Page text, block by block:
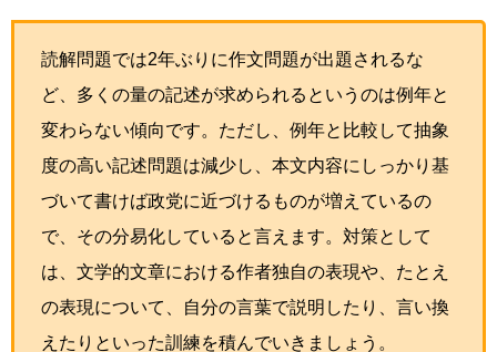
読解問題では2年ぶりに作文問題が出題されるな
ど、多くの量の記述が求められるというのは例年と
変わらない傾向です。ただし、例年と比較して抽象
度の高い記述問題は減少し、本文内容にしっかり基
づいて書けば政党に近づけるものが増えているの
で、その分易化していると言えます。対策として
は、文学的文章における作者独自の表現や、たとえ
の表現について、自分の言葉で説明したり、言い換
えたりといった訓練を積んでいきましょう。